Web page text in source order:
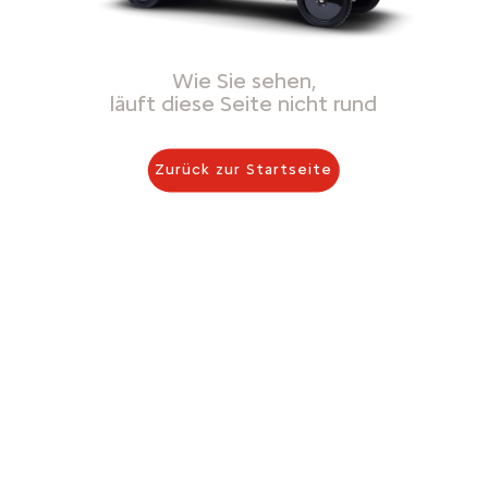
Wie Sie sehen,
läuft diese Seite nicht rund
Zurück zur Startseite